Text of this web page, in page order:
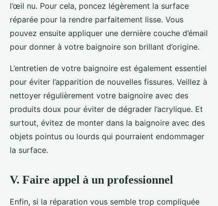
l’œil nu. Pour cela, poncez légèrement la surface
réparée pour la rendre parfaitement lisse. Vous
pouvez ensuite appliquer une dernière couche d’émail
pour donner à votre baignoire son brillant d’origine.
L’entretien de votre baignoire est également essentiel
pour éviter l’apparition de nouvelles fissures. Veillez à
nettoyer régulièrement votre baignoire avec des
produits doux pour éviter de dégrader l’acrylique. Et
surtout, évitez de monter dans la baignoire avec des
objets pointus ou lourds qui pourraient endommager
la surface.
V. Faire appel à un professionnel
Enfin, si la réparation vous semble trop compliquée